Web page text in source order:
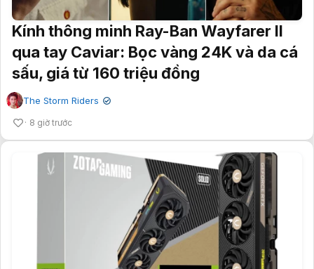
Kính thông minh Ray-Ban Wayfarer II
qua tay Caviar: Bọc vàng 24K và da cá
sấu, giá từ 160 triệu đồng
The Storm Riders ✔
8 giờ trước